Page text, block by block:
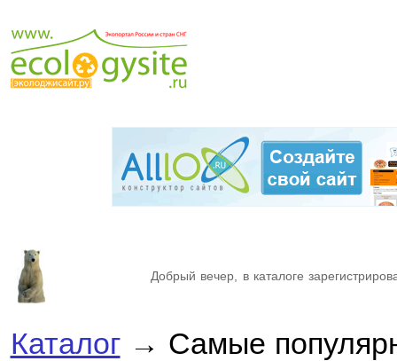
Добрый вечер, в каталоге
Каталог→ Самые